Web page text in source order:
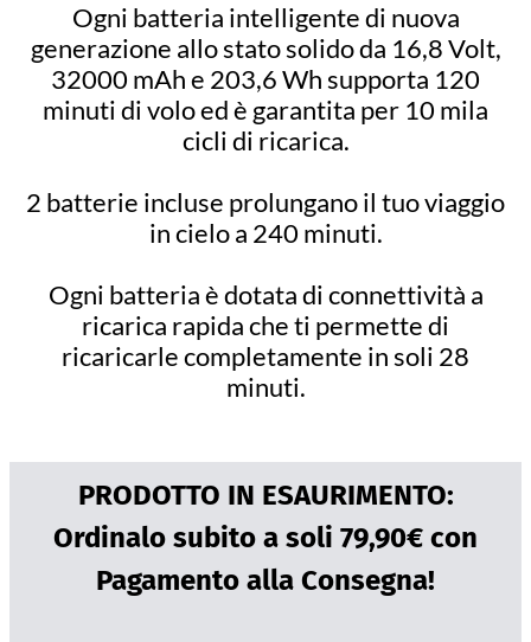
Ogni batteria intelligente di nuova
generazione allo stato solido da 16,8 Volt,
32000 mAh e 203,6 Wh supporta 120
minuti di volo ed è garantita per 10 mila
cicli di ricarica.
2 batterie incluse prolungano il tuo viaggio
in cielo a 240 minuti.
Ogni batteria è dotata di connettività a
ricarica rapida che ti permette di
ricaricarle completamente in soli 28
minuti.
PRODOTTO IN ESAURIMENTO:
Ordinalo subito a soli 79,90€ con
Pagamento alla Consegna!